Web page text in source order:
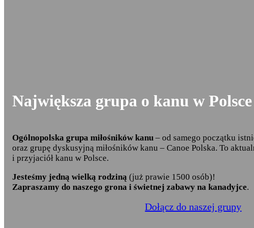
Największa grupa o kanu w Polsce
Ogólnopolska grupa miłośników kanu – od samego początku
oraz grupę dyskusyjną miłośników kanu – Canoe Polska. To
i przyjaciół kanu w Polsce.
Jesteśmy jedną wielką rodziną (już prawie 1500 osób)!
Zapraszamy do naszego grona i świetnej zabawy na kanadyjce.
Dołącz do naszej grupy